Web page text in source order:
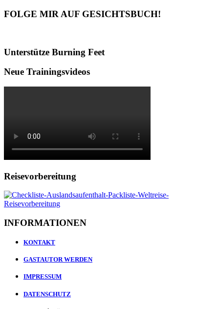
FOLGE MIR AUF GESICHTSBUCH!
Unterstütze Burning Feet
Neue Trainingsvideos
Reisevorbereitung
INFORMATIONEN
KONTAKT
GASTAUTOR WERDEN
IMPRESSUM
DATENSCHUTZ